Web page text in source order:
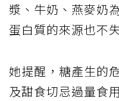
漿、牛奶、燕麥奶
蛋白質的來源也不
她提醒，糖產生的
及甜食切忌過量食